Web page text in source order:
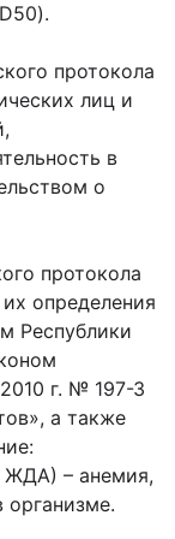
протокола
лиц и
в
о
протокола
определения
Республики
г. № 197-З
а также
ЖДА) – анемия,
организме.